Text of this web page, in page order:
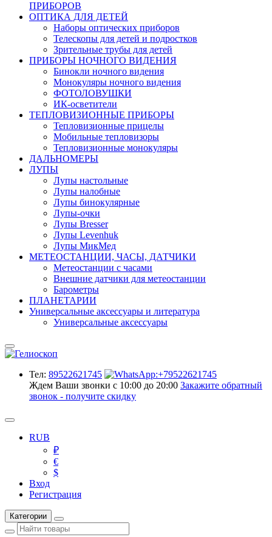
ПРИБОРОВ
ОПТИКА ДЛЯ ДЕТЕЙ
Наборы оптических приборов
Телескопы для детей и подростков
Зрительные трубы для детей
ПРИБОРЫ НОЧНОГО ВИДЕНИЯ
Бинокли ночного видения
Монокуляры ночного видения
ФОТОЛОВУШКИ
ИК-осветители
ТЕПЛОВИЗИОННЫЕ ПРИБОРЫ
Тепловизионные прицелы
Мобильные тепловизоры
Тепловизионные монокуляры
ДАЛЬНОМЕРЫ
ЛУПЫ
Лупы настольные
Лупы налобные
Лупы бинокулярные
Лупы-очки
Лупы Bresser
Лупы Levenhuk
Лупы МикМед
МЕТЕОСТАНЦИИ, ЧАСЫ, ДАТЧИКИ
Метеостанции с часами
Внешние датчики для метеостанции
Барометры
ПЛАНЕТАРИИ
Универсальные аксессуары и литература
Универсальные аксессуары
Тел: 89522621745
Ждем Ваши звонки с 10:00 до 20:00 Закажите обратный
звонок - получите скидку
RUB
₽
€
$
Вход
Регистрация
Категории